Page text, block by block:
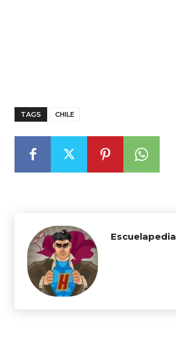
TAGS CHILE
Escuelapedia